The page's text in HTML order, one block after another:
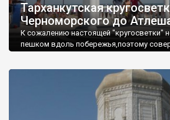
Тарханкутская
Черноморского до
К сожалению настоящей "кругосветки"
пешком вдоль побережья,поэтому